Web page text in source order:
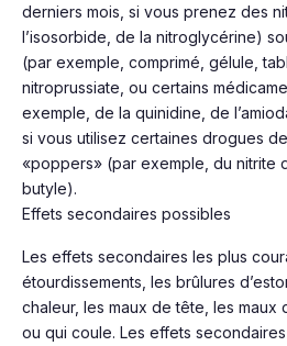
derniers mois, si vous prenez des
l’isosorbide, de la nitroglycérine)
(par exemple, comprimé, gélule,
nitroprussiate, ou certains
exemple, de la quinidine, de
si vous utilisez certaines drogues
«poppers» (par exemple, du nitrite
butyle).
Effets secondaires possibles
Les effets secondaires les plus
étourdissements, les brûlures
chaleur, les maux de tête, les maux
ou qui coule. Les effets